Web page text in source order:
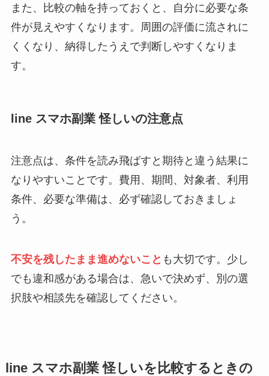
また、比較の軸を持っておくと、自分に必要な条
件が見えやすくなります。周囲の評価に流されに
くくなり、納得したうえで判断しやすくなりま
す。
line スマホ副業 怪しいの注意点
注意点は、条件を読み飛ばすと期待と違う結果に
なりやすいことです。費用、期間、対象者、利用
条件、必要な準備は、必ず確認しておきましょ
う。
不安を残したまま進めないこと も大切です。少し
でも違和感がある場合は、急いで決めず、別の選
択肢や相談先を確認してください。
line スマホ副業 怪しいを比較するときの